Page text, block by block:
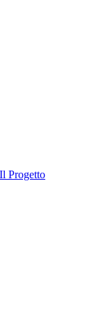
Il Progetto